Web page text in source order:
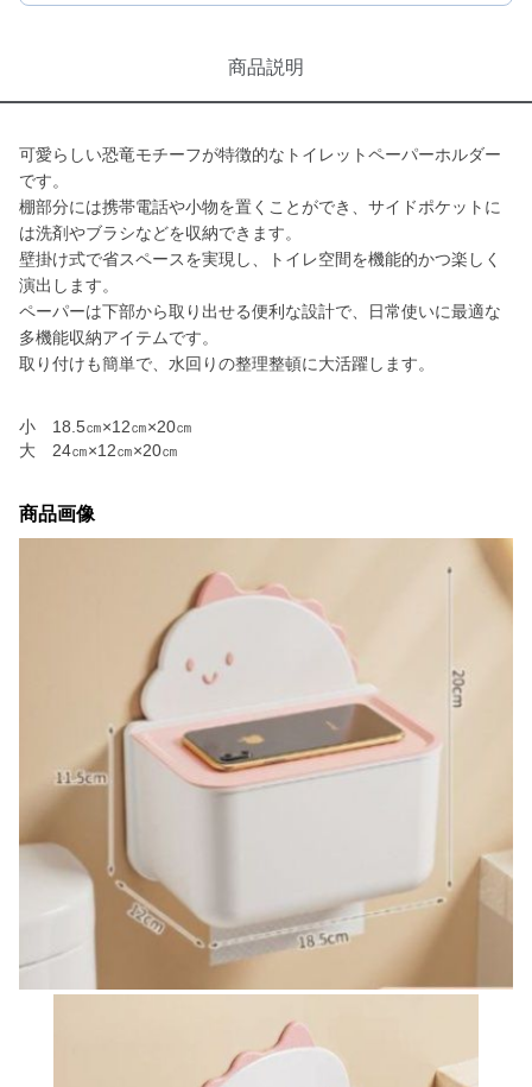
商品説明
可愛らしい恐竜モチーフが特徴的なトイレットペーパーホルダー
です。
棚部分には携帯電話や小物を置くことができ、サイドポケットに
は洗剤やブラシなどを収納できます。
壁掛け式で省スペースを実現し、トイレ空間を機能的かつ楽しく
演出します。
ペーパーは下部から取り出せる便利な設計で、日常使いに最適な
多機能収納アイテムです。
取り付けも簡単で、水回りの整理整頓に大活躍します。
小 18.5㎝×12㎝×20㎝
大 24㎝×12㎝×20㎝
商品画像